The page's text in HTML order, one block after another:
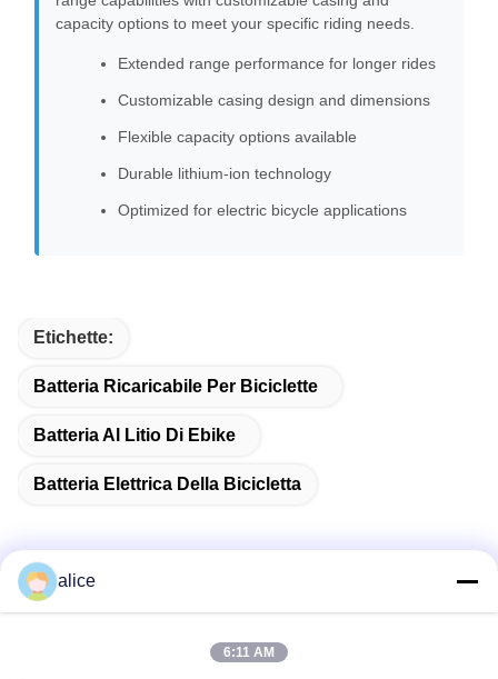
capacity options to meet your specific riding needs.
Extended range performance for longer rides
Customizable casing design and dimensions
Flexible capacity options available
Durable lithium-ion technology
Optimized for electric bicycle applications
Etichette:
Batteria Ricaricabile Per Biciclette
Batteria Al Litio Di Ebike
Batteria Elettrica Della Bicicletta
alice
6:11 AM